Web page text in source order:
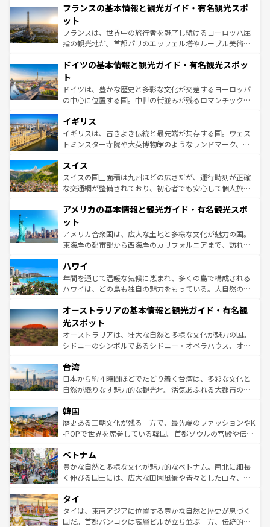
なお、新着のイタリア情報はコンテンツ一覧を参照してほ
しい。
文化が根付くこの国では、情熱的なフラメンコ、熱気あふ
れる闘牛、そして美味しいタパスが生活の一部となってい
る。首都マドリードの洗練された雰囲気や、バルセロナの
アートに溢れた街角から、地方では古代ローマ遺跡や中世
せる。地方によって風土や気候が異なるスペインはその個
ンテンツ一覧 を参照してほしい。
フランスの基本情報と観光ガイド・有名観光スポ
ット
フランスは、世界中の旅行者を魅了し続けるヨーロッパ屈
指の観光地だ。首都パリのエッフェル塔やルーブル美術館
で、幅広い魅力が詰まっている。華麗な宮殿、歴史的な大
聖堂、美しいビーチ、そして豊かな自然が、訪れる者を心
から魅了する。また、フランスは美食の国としても知ら
れ、フランス料理はユネスコ無形文化遺産にも登録されて
香り高いラベンダー畑など、多彩な楽しみ方が可能だ。さ
らに、パリ以外の地域にも魅力が溢れており、どの街角に
も豊かな歴史と文化が息づいている。パリ以外の個性あふ
を参照してほしい。
ドイツの基本情報と観光ガイド・有名観光スポッ
ト
ドイツは、豊かな歴史と多彩な文化が交差するヨーロッパ
の中心に位置する国。中世の街並みが残るロマンチック街
顔を持つこの国は、どこを歩いても飽きることがない。ベ
ルリンの文化的活気、バイエルン州のアルプスの絶景、そ
してライン川沿いのワイン畑といった風景は必見。ビール
は、お酒好きな人にはぜひ体験してほしい。 なお、新着の
ドイツ情報はコンテンツ一覧を参照してほしい。
イギリス
イギリスは、古きよき伝統と最先端が共存する国。ウェス
トミンスター寺院や大英博物館のようなランドマーク、歴
リアごとに異なる魅力がある。また、優雅なアフタヌーン
ティー、ビール好きにはたまらない英国パブ、サッカー観
戦など、本場だからこそできる体験も豊富。イギリスを旅
ンツ一覧を参照してほしい。
スイス
スイスの国土面積は九州ほどの広さだが、運行時刻が正確
な交通網が整備されており、初心者でも安心して個人旅行
の建物がそのまま残る町や、スイスならではのユニークな
博物館もあり、アルプス観光だけでなく町歩きも満喫する
ことができる。国民の所得が高いため物価も高いが、旅行
者向けの交通パス提供のサービスもあり、うまく活用すれ
着のスイス情報は
アメリカの基本情報と観光ガイド・有名観光スポ
ット
アメリカ合衆国は、広大な土地と多様な文化が魅力の国。
東海岸の都市部から西海岸のカリフォルニアまで、訪れる
のような巨大都市は、観光、ショッピング、エンターテイ
ンメントが詰まった刺激的なスポットだ。一方、アメリカ
西部には大自然が広がり、グランドキャニオンやイエロー
部のニューオーリンズでは、音楽と美食が融合した独特の
文化が魅力。旅行者はアメリカの各地域で異なる魅力を楽
しみながら、その多様性と豊かな歴史を感じることができ
るだろう。車でのロードトリップや列車の旅も、アメリカ
情報は
ハワイ
年間を通じて温暖な気候に恵まれ、多くの島で構成される
ハワイは、どの島も独自の魅力をもっている。大自然の神
ワイ島は見逃せない。また、定番の観光地といえばオアフ
島だが、静かな自然を求めるならマウイ島やカウアイ島が
おすすめ。エメラルドグリーンに輝く海をはじめ、豊かな
文化や歴史が息づいている。「アロハスピリット」と呼ば
人々、おいしいローカルフードやハワイアンミュージッ
ク、伝統的なフラダンスなど、すべてがハワイの魅力を彩
っている。訪れるたびに新しい発見と感動が待っているハ
はコンテンツ一覧
オーストラリアの基本情報と観光ガイド・有名観
光スポット
オーストラリアは、壮大な自然と多様な文化が魅力の国。
シドニーのシンボルであるシドニー・オペラハウス、オー
リアリーフや大陸中央部にそびえるウルル（エアーズロッ
ク）、タスマニアの美しい原生林やケアンズの熱帯雨林な
ど、見どころがたくさん。また、カフェやワイン、オージ
いる。アクティビティも充実しており、サーフィンやダイ
ビング、ハイキングなど、アウトドア好きにはたまらな
い。オーストラリアの多彩な魅力を存分に味わいつくそ
参照してほしい。
台湾
日本から約４時間ほどでたどり着く台湾は、多彩な文化と
自然が織りなす魅力的な観光地。活気あふれる大都市の台
ン）、静ひつな山岳地帯である台湾東部など、都市の喧騒
と山間の静けさが共存しており、訪れる人に新しい発見と
驚きをもたらしてくれる。また、奥深い台湾の食文化も魅
容にもいいと評判のスイーツなど、バラエティ豊かな料理
が味わえる。 なお、新着の台湾情報は コンテンツ一覧を参
照してほしい。
韓国
歴史ある王朝文化が残る一方で、最先端のファッションやK
-POPで世界を席巻している韓国。首都ソウルの宮殿や伝統
き、地方に足を延ばせば四季折々の自然美を楽しむことが
できる。そして、キムチや焼肉、絶品のストリートフード
まで、さまざまな韓国料理が待っている。夜には、韓国な
リティに包まれながら、韓国の多彩な魅力を心ゆくまで味
わってみてほしい。 なお、新着の韓国情報はコンテンツ一
覧を参照してほしい。
ベトナム
豊かな自然と多様な文化が魅力的なベトナム。南北に細長
く伸びる国土には、広大な田園風景や青々とした山々、世
急速な発展と共に伝統が息づく。ハノイの古い町並みやホ
ーチミン市のフランス統治時代の建物も、独特の雰囲気を
醸し出している。また、バラエティの豊かさとおいしさで
タイ
タイは、東南アジアに位置する豊かな自然と歴史が息づく
国だ。首都バンコクは高層ビルが立ち並ぶ一方、伝統的な